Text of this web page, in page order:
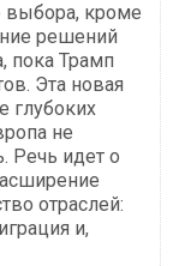
выбора, кроме
решений
пока Трамп
Эта новая
глубоких
не
Речь идет о
отраслей:
и,